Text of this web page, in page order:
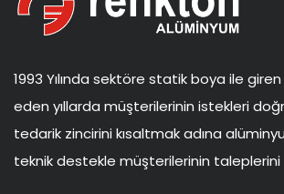
1993 Yılında sektöre statik boya ile
eden yıllarda müşterilerinin istekleri
tedarik zincirini kısaltmak adına
teknik destekle müşterilerinin taleplerini